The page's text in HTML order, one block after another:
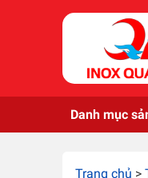
Danh mục
Trang chủ >